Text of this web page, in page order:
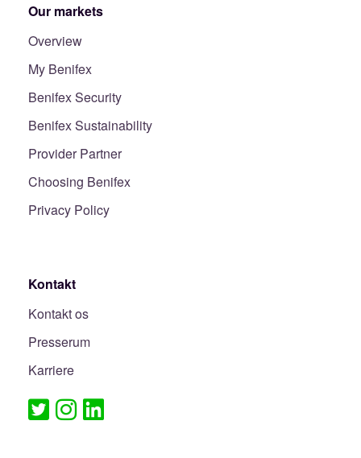
Our markets
Overview
My Benifex
Benifex Security
Benifex Sustainability
Provider Partner
Choosing Benifex
Privacy Policy
Kontakt
Kontakt os
Presserum
Karriere